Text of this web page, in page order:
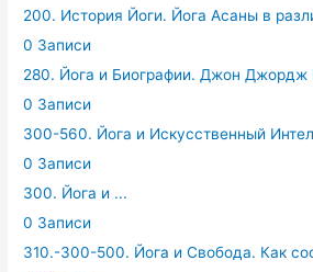
200. История Йоги. Йога Асаны в
0 Записи
280. Йога и Биографии. Джон Джордж
0 Записи
300-560. Йога и Искусственный
0 Записи
300. Йога и ...
0 Записи
310.-300-500. Йога и Свобода. Как